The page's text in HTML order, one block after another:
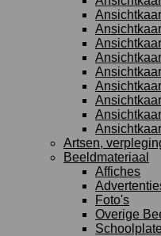
Artsen,
Beeldmateriaal
Affiches
Foto's
Overige